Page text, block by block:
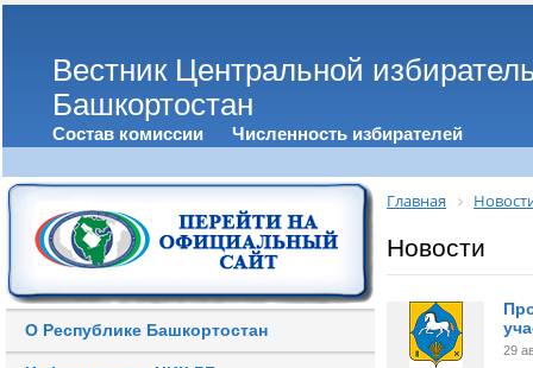
Вестник Центральной
Башкортостан
Состав комиссии Численность избирателей
О Республике Башкортостан
Главная
Новости
29